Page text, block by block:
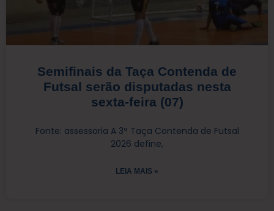
Semifinais da Taça Contenda de
Futsal serão disputadas nesta
sexta-feira (07)
Fonte: assessoria A 3ª Taça Contenda de Futsal
2026 define,
LEIA MAIS »